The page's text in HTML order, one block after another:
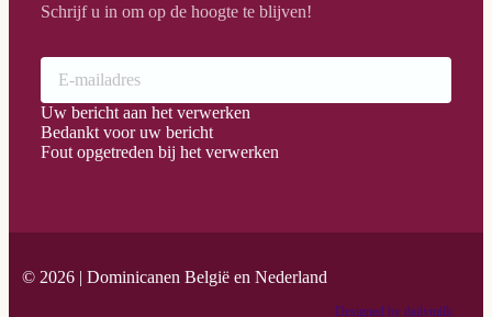
Schrijf u in om op de hoogte te blijven!
Uw bericht aan het verwerken
Bedankt voor uw bericht
Fout opgetreden bij het verwerken
© 2026 | Dominicanen België en Nederland
Designed by dailymilk